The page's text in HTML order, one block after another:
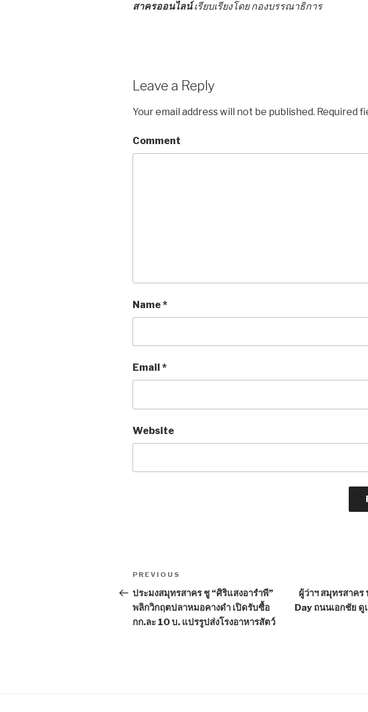
สาครออนไลน์เรียบเรียงโดย กองบรรณาธิการ
Leave a Reply
Your email address will not be published. Required
Comment
Name*
Email *
Website
Post
navigation
Previous
Post
PREVIOUS
ประมงสมุทรสาคร ชู “ศิริแสงอารำพี”
พลิกวิกฤตปลาหมอคางดำ เปิดรับซื้อ
กก.ละ 10 บ. แปรรูปส่งโรงอาหารสัตว์
ผู้ว่าฯ สมุทรสาค
Day ถนนเอกชัย ดู